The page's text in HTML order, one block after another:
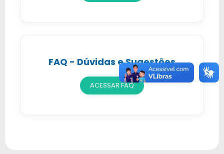
FAQ - Dúvidas e Sugestões
ACESSAR FAQ